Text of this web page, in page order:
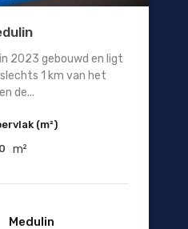
2023 gebouwd en ligt
1 km van het
de...
(m²)
m²
Medulin